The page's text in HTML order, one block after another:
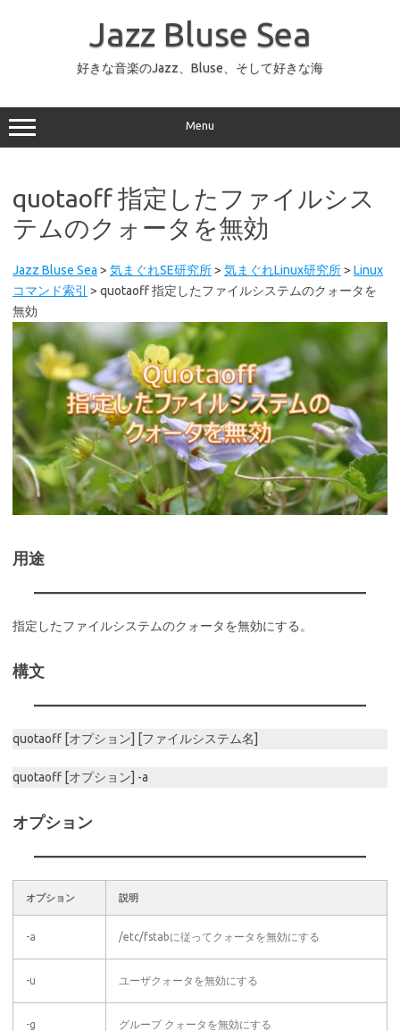
ッ
プ
Jazz Bluse Sea
好きな音楽のJazz、Bluse、そして好きな海
Menu
quotaoff 指定したファイルシス
テムのクォータを無効
Jazz Bluse Sea > 気まぐれSE研究所> 気まぐれLinux研究所> Linux
コマンド索引
> quotaoff 指定したファイルシステムのクォータを
無効
用途
指定したファイルシステムのクォータを無効にする。
構文
quotaoff [オプション] [ファイルシステム名]
quotaoff [オプション] -a
オプション
オプション 説明
-a /etc/fstabに従ってクォータを無効にする
-u ユーザクォータを無効にする
-g グループ クォータを無効にする